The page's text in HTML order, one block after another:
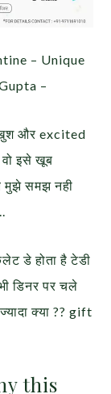
– Unique
–
और excited
इसे खूब
मुझे समझ नही
डे होता है टेडी
डिनर पर चले
क्या ?? gift
this